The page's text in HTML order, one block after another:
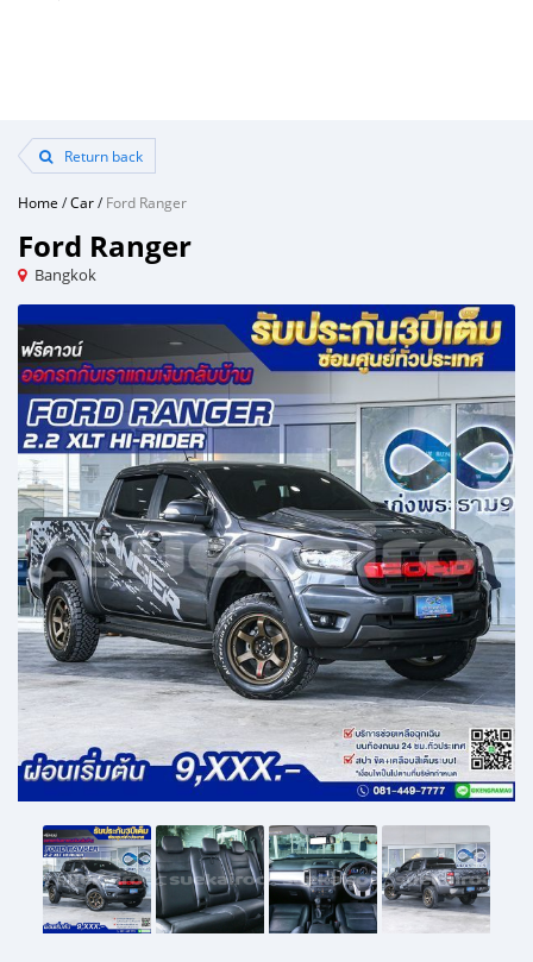
Return back
Home /Car/Ford Ranger
Ford Ranger
Bangkok